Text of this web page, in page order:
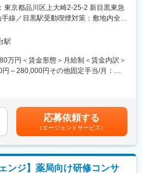
ーズに合わせたセミナーの企画・運営
生委員会への参加 など
なり、様々な会社との繋がりを持てる
広く、初めて産業医を選任する会社と
ョンがあり、保健師同士の人的交流
識・経験を持ち寄り切磋琢磨していけ
グデー(実労働8時間以下の日を月2～
医学部・皮膚科医との安定した取引
部の営業担当として、以下の業務を担
機関/クリニックへの営業活動
す。
土日開催の際は、別途振替休日を取
り(製品担当時)、論文等学術情報の提供
東京都品川区上大崎2-25-2 新目黒東急
線／目黒駅受動喫煙対策：敷地内全面
める事業所
駅
万円＜賃金形態＞月給制＜賃金内訳＞
～280,000円その他固定手当/月：
補足＞■昇給：年1回■賞与：年2回（6
6カ月（個人の成績・会社の業績によ
固定残業代を含む賃金はあくまでも
通じて上下する可能性があります。月
表記です。
応募依頼する
（エージェントサービス）
ンジ】薬局向け研修コンサ